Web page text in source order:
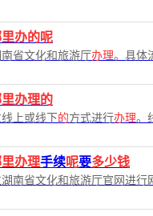
办的呢
省文化和旅游厅办理。具体
办理的
上或线下的方式进行办理。
办理手续呢要多少钱
湖南省文化和旅游厅官网进行